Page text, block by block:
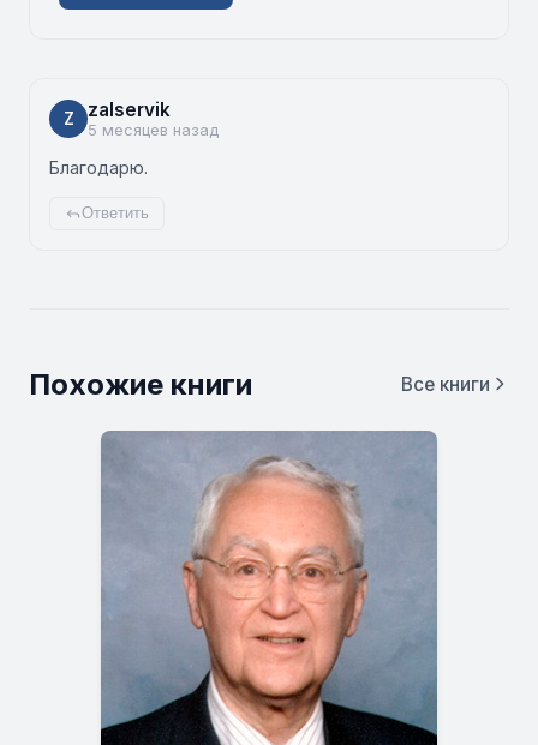
Z zalservik
5 месяцев назад
Благодарю.
Ответить
Похожие книги Все книги